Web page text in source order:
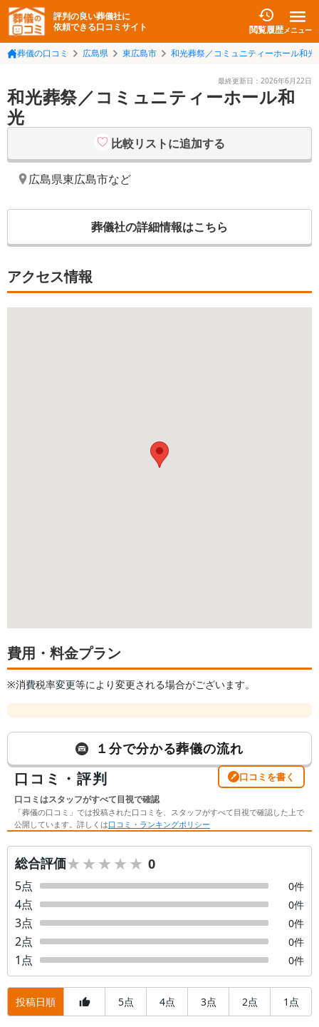
評判の良い葬儀社に
依頼できる口コミサイト
閲覧履歴メニュー
葬儀の口コミ 広島県 東広島市 和光葬祭／コミュニティーホール和光
最終更新日： 2026年6月22日
和光葬祭／コミュニティーホール和
光
比較リストに追加する
広島県東広島市など
葬儀社の詳細情報はこちら
アクセス情報
費用・料金プラン
※消費税率変更等により変更される場合がございます。
１分で分かる葬儀の流れ
口コミ・評判 口コミを書く
口コミはスタッフがすべて目視で確認
「葬儀の口コミ」では投稿された口コミを、スタッフがすべて目視で確認した上で
公開しています。詳しくは口コミ・ランキングポリシー
総合評価★★★★★
★★★★★ 0
5点 0件
4点 0件
3点 0件
2点 0件
1 点 0件
投稿日順 5点 4点 3点 2点 1 点